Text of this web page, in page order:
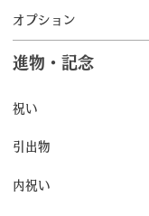
オプション
進物・記念
祝い
引出物
内祝い